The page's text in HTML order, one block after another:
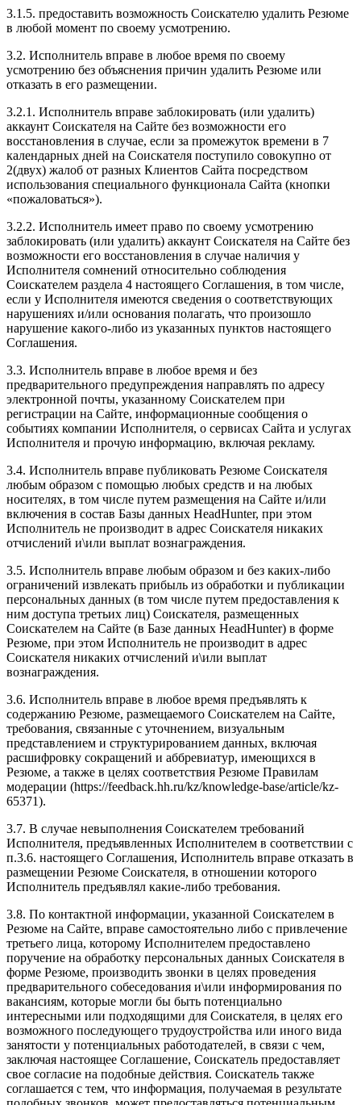
3.1.5. предоставить возможность Соискателю удалить Резюме
в любой момент по своему усмотрению.
3.2. Исполнитель вправе в любое время по своему
усмотрению без объяснения причин удалить Резюме или
отказать в его размещении.
3.2.1. Исполнитель вправе заблокировать (или удалить)
аккаунт Соискателя на Сайте без возможности его
восстановления в случае, если за промежуток времени в 7
календарных дней на Соискателя поступило совокупно от
2(двух) жалоб от разных Клиентов Сайта посредством
использования специального функционала Сайта (кнопки
«пожаловаться»).
3.2.2. Исполнитель имеет право по своему усмотрению
заблокировать (или удалить) аккаунт Соискателя на Сайте без
возможности его восстановления в случае наличия у
Исполнителя сомнений относительно соблюдения
Соискателем раздела 4 настоящего Соглашения, в том числе,
если у Исполнителя имеются сведения о соответствующих
нарушениях и/или основания полагать, что произошло
нарушение какого-либо из указанных пунктов настоящего
Соглашения.
3.3. Исполнитель вправе в любое время и без
предварительного предупреждения направлять по адресу
электронной почты, указанному Соискателем при
регистрации на Сайте, информационные сообщения о
событиях компании Исполнителя, о сервисах Сайта и услугах
Исполнителя и прочую информацию, включая рекламу.
3.4. Исполнитель вправе публиковать Резюме Соискателя
любым образом с помощью любых средств и на любых
носителях, в том числе путем размещения на Сайте и/или
включения в состав Базы данных HeadHunter, при этом
Исполнитель не производит в адрес Соискателя никаких
отчислений и\или выплат вознаграждения.
3.5. Исполнитель вправе любым образом и без каких-либо
ограничений извлекать прибыль из обработки и публикации
персональных данных (в том числе путем предоставления к
ним доступа третьих лиц) Соискателя, размещенных
Соискателем на Сайте (в Базе данных HeadHunter) в форме
Резюме, при этом Исполнитель не производит в адрес
Соискателя никаких отчислений и\или выплат
вознаграждения.
3.6. Исполнитель вправе в любое время предъявлять к
содержанию Резюме, размещаемого Соискателем на Сайте,
требования, связанные с уточнением, визуальным
представлением и структурированием данных, включая
расшифровку сокращений и аббревиатур, имеющихся в
Резюме, а также в целях соответствия Резюме Правилам
модерации (https://feedback.hh.ru/kz/knowledge-base/article/kz-
65371).
3.7. В случае невыполнения Соискателем требований
Исполнителя, предъявленных Исполнителем в соответствии с
п.3.6. настоящего Соглашения, Исполнитель вправе отказать в
размещении Резюме Соискателя, в отношении которого
Исполнитель предъявлял какие-либо требования.
3.8. По контактной информации, указанной Соискателем в
Резюме на Сайте, вправе самостоятельно либо с привлечение
третьего лица, которому Исполнителем предоставлено
поручение на обработку персональных данных Соискателя в
форме Резюме, производить звонки в целях проведения
предварительного собеседования и\или информирования по
вакансиям, которые могли бы быть потенциально
интересными или подходящими для Соискателя, в целях его
возможного последующего трудоустройства или иного вида
занятости у потенциальных работодателей, в связи с чем,
заключая настоящее Соглашение, Соискатель предоставляет
свое согласие на подобные действия. Соискатель также
соглашается с тем, что информация, получаемая в результате